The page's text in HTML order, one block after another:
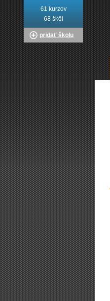
61 kurzov
68 škôl
pridať školu